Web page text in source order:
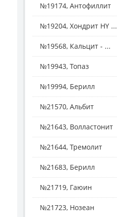
№19174, Антофиллит
№19204, Хондрит HY ...
№19568, Кальцит - ...
№19943, Топаз
№19994, Берилл
№21570, Альбит
№21643, Волластонит
№21644, Тремолит
№21683, Берилл
№21719, Гаюин
№21723, Нозеан